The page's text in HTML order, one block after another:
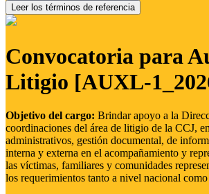
Leer los términos de referencia
Convocatoria para
Litigio [AUXL-
Objetivo del cargo: Brindar apoyo a la
coordinaciones del área de litigio de la CCJ,
administrativos, gestión documental, de
interna y externa en el acompañamiento y
las víctimas, familiares y comunidades
los requerimientos tanto a nivel nacional